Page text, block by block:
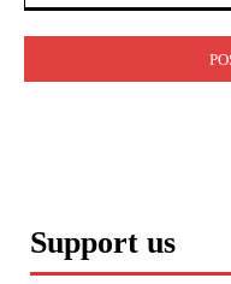
Support us